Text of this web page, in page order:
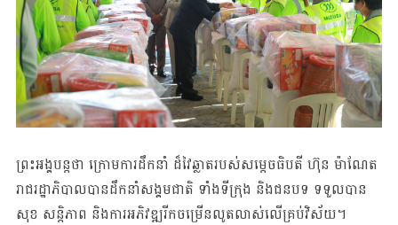
ព្រះអង្គបន្តថា ក្រោម​ការដឹកនាំ ដ៏វៃឆ្លាត​របស់សម្ដេចធិបតី ហ៊ុន ម៉ាណែត ​​
រាជរដ្ឋាភិបាល​បាន​ដឹកនាំសង្គមជាតិ ទាំង​ទីក្រុង និងជនបទ ទទួល​បាន​
សុខ សន្តិភាព និងការអភិវឌ្ឍរីក​ចម្រើន​លូត​លាស់​លើ​​គ្រប់​វិស័យ​​។ ​